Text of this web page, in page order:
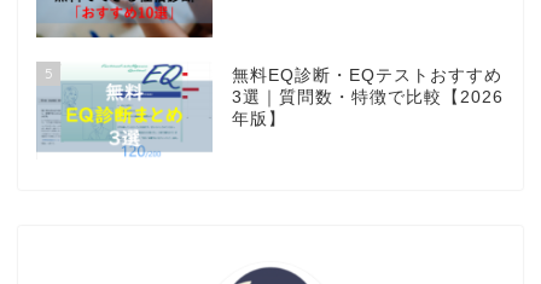
5
無料EQ診断・EQテストおすすめ
3選｜質問数・特徴で比較【2026
年版】